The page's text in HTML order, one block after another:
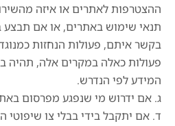
ההצטרפות לאתרים או איזה
תנאי שימוש באתרים, או אם
בקשר איתם, פעולות הנחזות
פעולות כאלה במקרים אלה, תהיה
המידע לפי הנדרש.
ג. אם ידרוש מי שנפגע מפרסום
ד. אם יתקבל בידי בבלי צו